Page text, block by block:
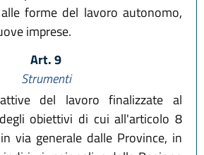
forme del lavoro autonomo,
imprese.
Art. 9
Strumenti
del lavoro finalizzate al
obiettivi di cui all'articolo 8
via generale dalle Province, in